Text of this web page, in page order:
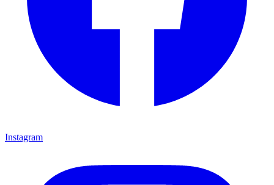
Instagram